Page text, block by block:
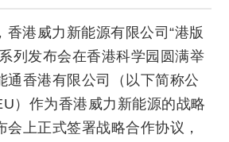
香港威力新能源有限公司“港版
列发布会在香港科学园圆满举
通香港有限公司（以下简称公
）作为香港威力新能源的战略
会上正式签署战略合作协议，